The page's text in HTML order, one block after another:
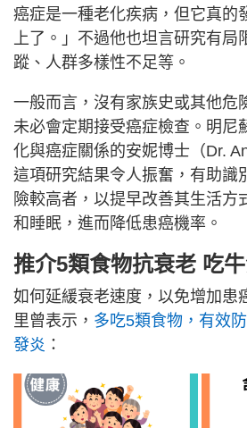
癌症是一種老化疾病，但它真的
上了。」不過他也坦言研究有局
蹤、人群多樣性不足等。
一般而言，沒有家族史或其他危
未必會定期接受癌症檢查。明尼
化與癌症關係的安妮博士（Dr.
這項研究結果令人振奮，有助識
險較高者，以提早改善其生活方
和睡眠，進而降低患癌機率。
推介5類食物抗衰老 吃
如何延緩衰老速度，以免增加患
里曾表示， 多吃5類食物，有效
發炎 ：